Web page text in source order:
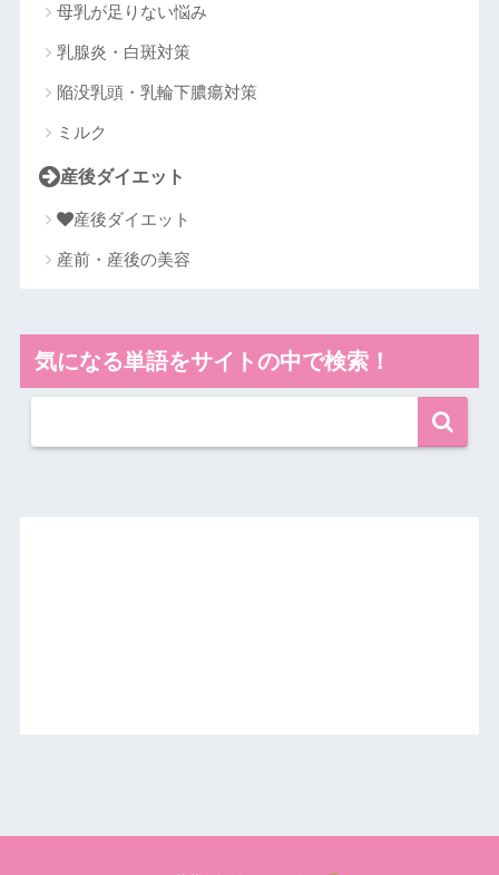
母乳が足りない悩み
乳腺炎・白斑対策
陥没乳頭・乳輪下膿瘍対策
ミルク
産後ダイエット
産後ダイエット
産前・産後の美容
気になる単語をサイトの中で検索！